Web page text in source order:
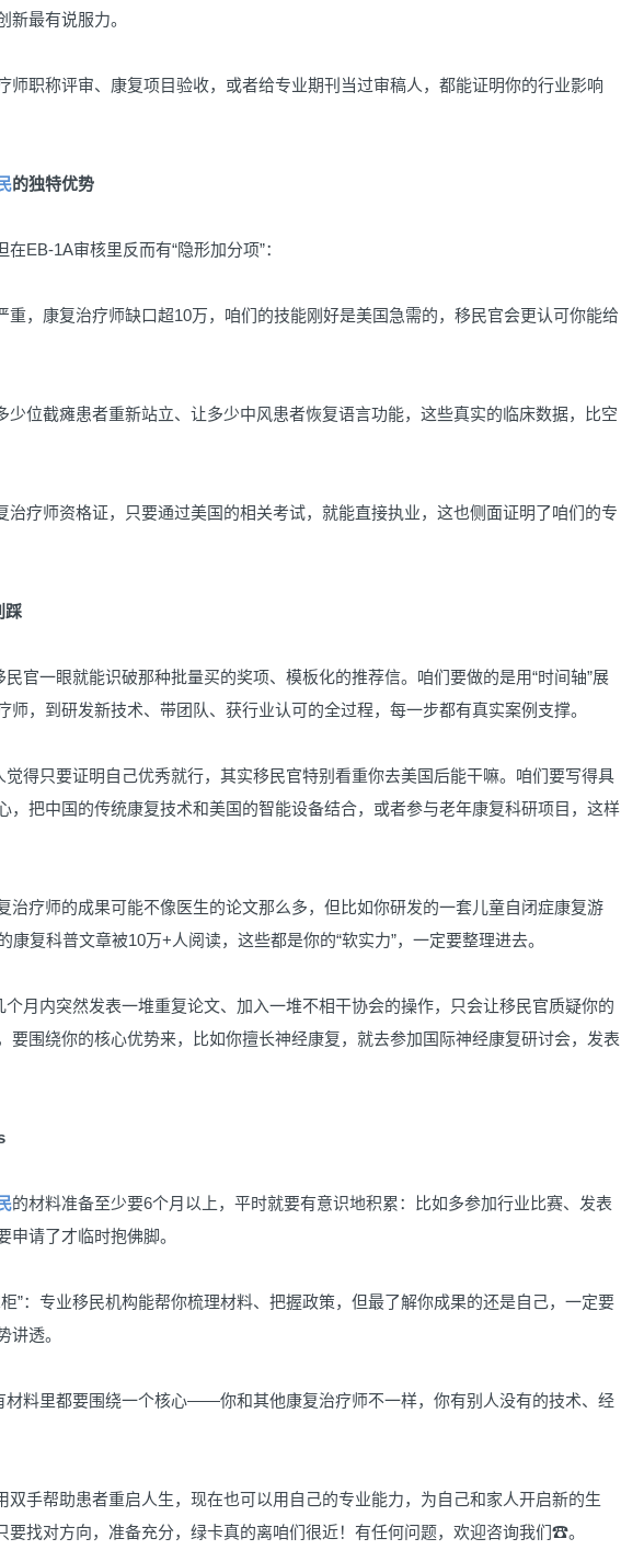
新最有说服力。
称评审、康复项目验收，或者给专业期刊当过审稿人，都能证明你的行业影响
的独特优势
1A审核里反而有“隐形加分项”：
康复治疗师缺口超10万，咱们的技能刚好是美国急需的，移民官会更认可你能给
截瘫患者重新站立、让多少中风患者恢复语言功能，这些真实的临床数据，比空
师资格证，只要通过美国的相关考试，就能直接执业，这也侧面证明了咱们的专
踩
一眼就能识破那种批量买的奖项、模板化的推荐信。咱们要做的是用“时间轴”展
师，到研发新技术、带团队、获行业认可的全过程，每一步都有真实案例支撑。
只要证明自己优秀就行，其实移民官特别看重你去美国后能干嘛。咱们要写得具
，把中国的传统康复技术和美国的智能设备结合，或者参与老年康复科研项目，这样
师的成果可能不像医生的论文那么多，但比如你研发的一套儿童自闭症康复游
复科普文章被10万+人阅读，这些都是你的“软实力”，一定要整理进去。
内突然发表一堆重复论文、加入一堆不相干协会的操作，只会让移民官质疑你的
要围绕你的核心优势来，比如你擅长神经康复，就去参加国际神经康复研讨会，发表
的材料准备至少要6个月以上，平时就要有意识地积累：比如多参加行业比赛、发表
请了才临时抱佛脚。
专业移民机构能帮你梳理材料、把握政策，但最了解你成果的还是自己，一定要
讲透。
料里都要围绕一个核心——你和其他康复治疗师不一样，你有别人没有的技术、经
帮助患者重启人生，现在也可以用自己的专业能力，为自己和家人开启新的生
要找对方向，准备充分，绿卡真的离咱们很近！有任何问题，欢迎咨询我们☎。